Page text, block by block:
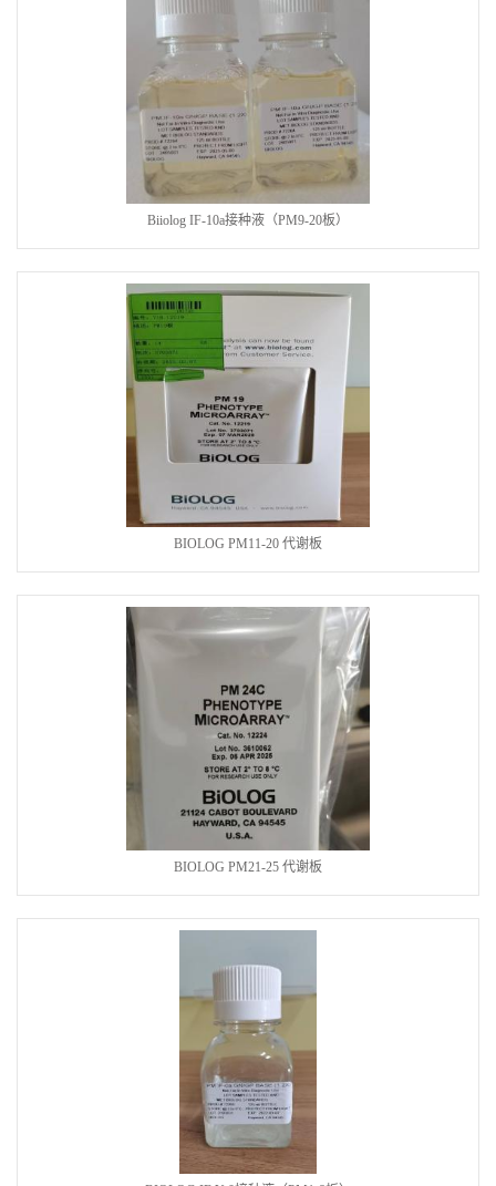
Biiolog IF-10a接种液（PM9-20板）
BIOLOG PM11-20 代谢板
BIOLOG PM21-25 代谢板